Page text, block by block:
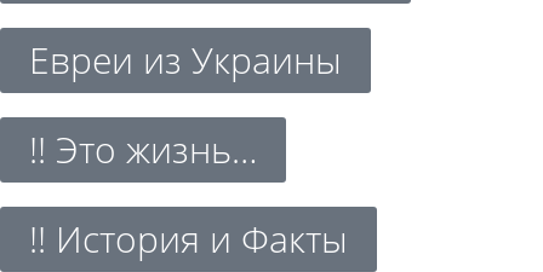
Евреи из Украины
!! Это жизнь…
!! История и Факты